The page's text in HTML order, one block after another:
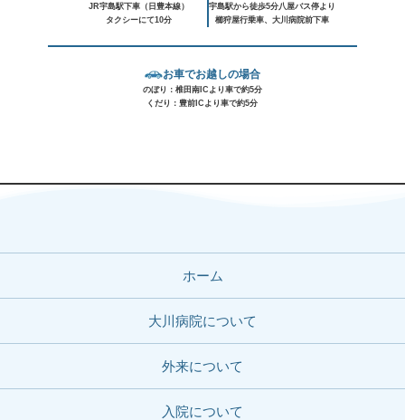
JR宇島駅下車（日豊本線）
タクシーにて10分
宇島駅から徒歩5分八屋バス停より
櫛狩屋行乗車、大川病院前下車
お車でお越しの場合
のぼり：椎田南ICより車で約5分
くだり：豊前ICより車で約5分
ホーム
大川病院について
外来について
入院について